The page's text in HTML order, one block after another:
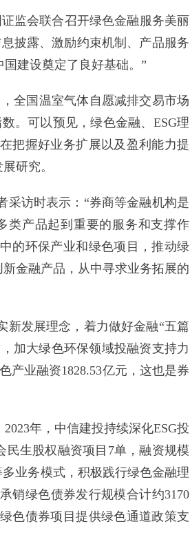
监会联合召开绿色金融服务美丽
披露、激励约束机制、产品服务
建设奠定了良好基础。”
全国温室气体自愿减排交易市场
。可以预见，绿色金融、ESG理
把握好业务扩展以及盈利能力提
研究。
访时表示：“券商等金融机构是
类产品起到重要的服务和支撑作
的环保产业和绿色项目，推动绿
金融产品，从中寻求业务拓展的
发展理念，着力做好金融“五篇
加大绿色环保领域投融资支持力
产业融资1828.53亿元，这也是券
年，中信建投持续深化ESG投
民生股权融资项目7单，融资规模
业务模式，积极践行绿色金融理
销绿色债券发行规模合计约3170
色债券项目提供绿色通道政策支